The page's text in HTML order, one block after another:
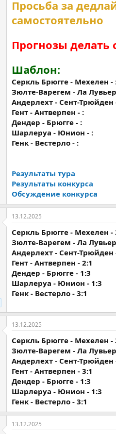
Просьба за
самостоятельно
Прогнозы делать
Шаблон:
Серкль Брюгге - Мехелен -
Зюлте-Варегем - Ла
Андерлехт - Сент-Трюйден
Гент - Антверпен - :
Дендер - Брюгге - :
Шарлеруа - Юнион - :
Генк - Вестерло - :
Результаты тура
Результаты конкурса
Обсуждение конкурса
13.12.2025
Серкль Брюгге - Мехелен -
Зюлте-Варегем - Ла Лувьер
Андерлехт - Сент-Трюйден
Гент - Антверпен - 2:1
Дендер - Брюгге - 1:3
Шарлеруа - Юнион - 1:3
Генк - Вестерло - 3:1
13.12.2025
Серкль Брюгге - Мехелен -
Зюлте-Варегем - Ла Лувьер
Андерлехт - Сент-Трюйден
Гент - Антверпен - 3:1
Дендер - Брюгге - 1:3
Шарлеруа - Юнион - 1:3
Генк - Вестерло - 3:1
13.12.2025